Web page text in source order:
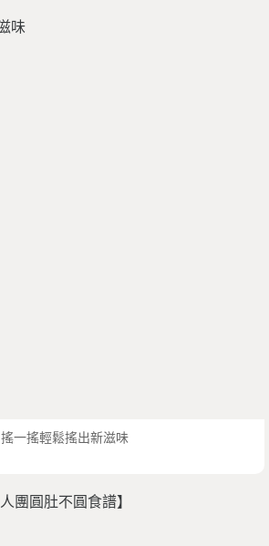
搖一搖輕鬆搖出新滋味